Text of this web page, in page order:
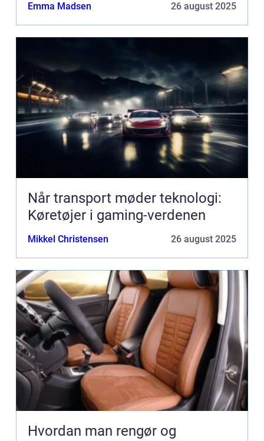
Emma Madsen 26 august 2025
Når transport møder teknologi:
Køretøjer i gaming-verdenen
Mikkel Christensen 26 august 2025
Hvordan man rengør og